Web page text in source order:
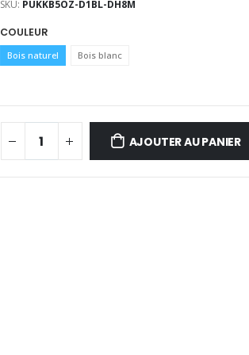
SKU: PUKKB5OZ-D1BL-DH8M
COULEUR
Bois naturel Bois blanc
AJOUTER AU PANIER